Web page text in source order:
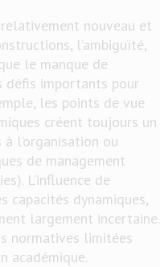
nouveau et
l’ambiguïté,
le manque de
défis importants pour
les points de vue
créent toujours un
l’organisation ou
de management
L’influence de
capacités dynamiques,
largement incertaine.
normatives limitées
académique.